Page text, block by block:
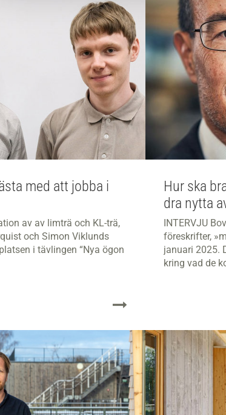
med att jobba i
av av limträ och KL-trä,
och Simon Viklunds
i tävlingen “Nya ögon
Hur ska
dra nytta
INTERVJU
föreskrifter,
januari 2025.
kring vad de